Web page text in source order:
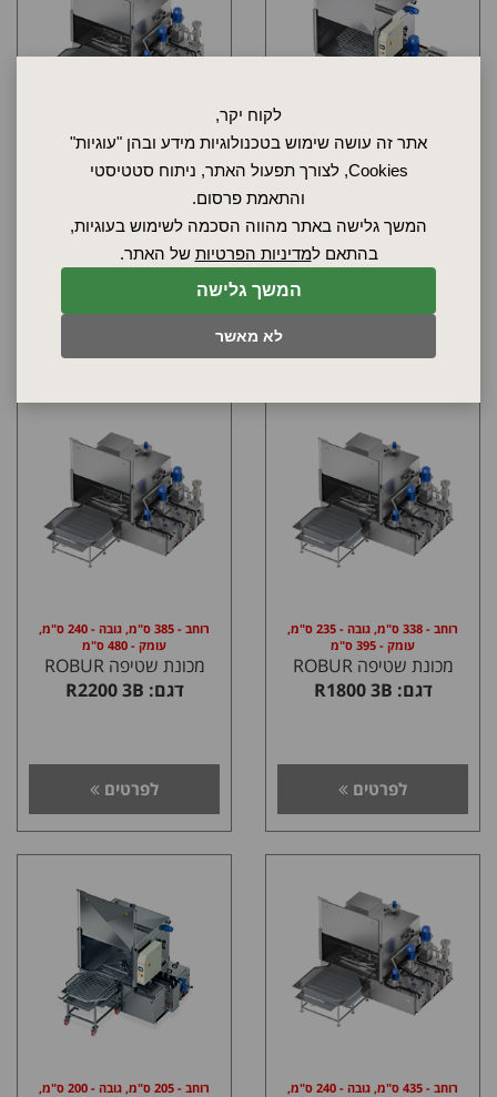
המשך גלישה
לא מאשר
לקוח יקר,
אתר זה עושה שימוש בטכנולוגיות מידע ובהן "עוגיות"
Cookies, לצורך תפעול האתר, ניתוח סטטיסטי
והתאמת פרסום.
המשך גלישה באתר מהווה הסכמה לשימוש בעוגיות,
בהתאם למדיניות הפרטיות של האתר.
רוחב - 405 ס"מ, גובה - 240 ס"מ,
דגם: R2600 2B
מכונת שטיפה ROBUR
דגם: R1400 3B
רוחב - 338 ס"מ, גובה - 235 ס"מ,
עומק - 395 ס"מ
מכונת שטיפה ROBUR
דגם: R1800 3B
לפרטים
רוחב - 385 ס"מ, גובה - 240 ס"מ,
עומק - 480 ס"מ
מכונת שטיפה ROBUR
דגם: R2200 3B
לפרטים
רוחב - 435 ס"מ, גובה - 240 ס"מ,
רוחב - 205 ס"מ, גובה - 200 ס"מ,